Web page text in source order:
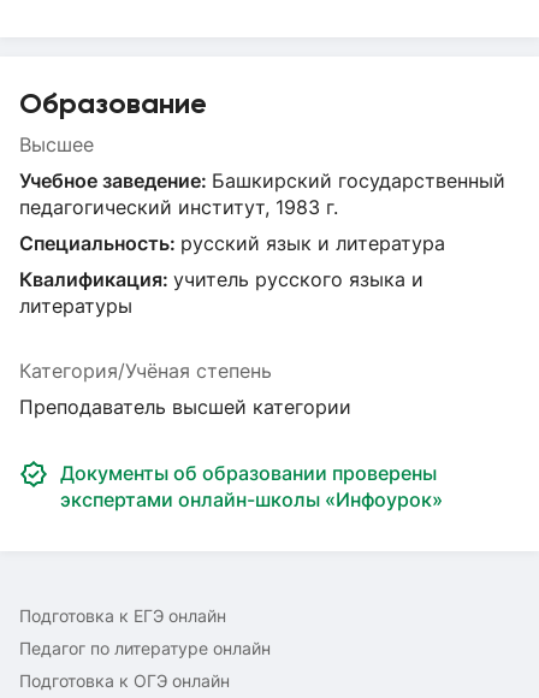
Образование
Высшее
Учебное заведение: Башкирский государственный
педагогический институт, 1983 г.
Специальность: русский язык и литература
Квалификация: учитель русского языка и
литературы
Категория/Учёная степень
Преподаватель высшей категории
Документы об образовании проверены
экспертами онлайн-школы «Инфоурок»
Подготовка к ЕГЭ онлайн
Педагог по литературе онлайн
Подготовка к ОГЭ онлайн